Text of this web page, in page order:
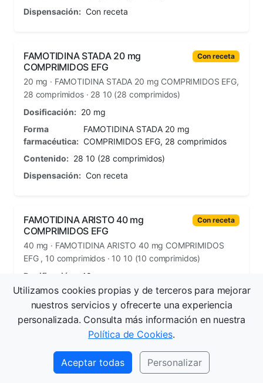
Dispensación: Con receta
FAMOTIDINA STADA 20 mg
COMPRIMIDOS EFG
Con receta
20 mg · FAMOTIDINA STADA 20 mg COMPRIMIDOS EFG,
28 comprimidos · 28 10 (28 comprimidos)
Dosificación: 20 mg
Forma
farmacéutica:
FAMOTIDINA STADA 20 mg
COMPRIMIDOS EFG, 28 comprimidos
Contenido: 28 10 (28 comprimidos)
Dispensación: Con receta
FAMOTIDINA ARISTO 40 mg
COMPRIMIDOS EFG
Con receta
40 mg · FAMOTIDINA ARISTO 40 mg COMPRIMIDOS
EFG , 10 comprimidos · 10 10 (10 comprimidos)
Dosificación:
40 mg
Forma
farmacéutica:
FAMOTIDINA ARISTO 40 mg
COMPRIMIDOS EFG , 10 comprimidos
Contenido: 10 10 (10 comprimidos)
Con receta
Utilizamos cookies propias y de terceros para mejorar
nuestros servicios y ofrecerte una experiencia
personalizada. Consulta más información en nuestra
Política de Cookies.
Aceptar todas Personalizar